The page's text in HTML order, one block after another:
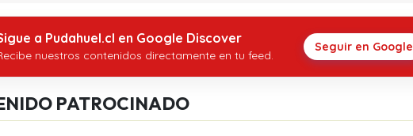
a Pudahuel.cl en Google Discover
nuestros contenidos directamente en tu feed.
Seguir en Google
PATROCINADO